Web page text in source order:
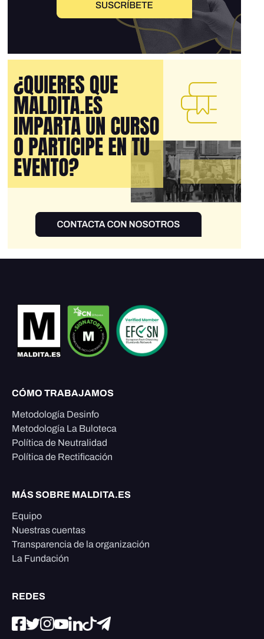
CÓMO TRABAJAMOS
Metodología Desinfo
Metodología La Buloteca
Política de Neutralidad
Política de Rectificación
MÁS SOBRE MALDITA.ES
Equipo
Nuestras cuentas
Transparencia de la organización
La Fundación
REDES